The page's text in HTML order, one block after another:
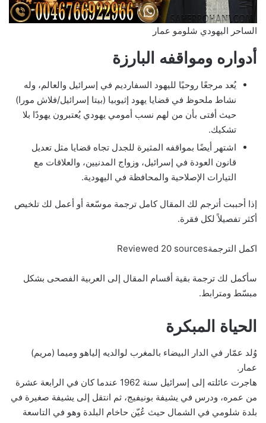
الساحر اليهودي شلومو عمار
أدواره ومواقفه البارزة
يُعد مرجعًا روحيًا لليهود السفارديم في إسرائيل والعالم، وله
نشاط ملحوظ في قضايا يهود إثيوبيا (بيتا إسرائيل/فلاش مورا)
حيث أفتى بأن من لهم نسب أمومي يهودي يُعتبرون يهودًا بلا
تشكيك.
اشتهر أيضًا بمواقفه المثيرة للجدل تجاه قضايا مثل تعديل
قانون العودة في إسرائيل، وزواج المدنيين، والعلاقات مع
التيارات الإصلاحية والمحافظة في اليهودية.
إذا أحببت أترجم لك المقال كامل ترجمة موسّعة أو أعمل لك تلخيص
أكثر تفصيلاً لكل فقرة.
اكمل الترجمةReviewed 20 sources
سأكمل لك ترجمة بقية أقسام المقال إلى العربية الفصحى بشكل
مبسّط ومترابط.
الحياة المبكرة
وُلد عمّار في الدار البيضاء بالمغرب لوالديه إلياهو وميما (مريم)
عمار.
هاجرت عائلته إلى إسرائيل سنة 1962 عندما كان في الرابعة عشرة
من عمره، ودرس في يشيفة بونيفيج، ثم انتقل إلى يشيفة صغيرة في
بلدة شلومي في الشمال حيث عُيّن حاخام البلدة وهو في التاسعة